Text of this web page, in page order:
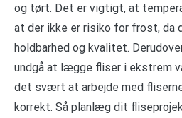
og tørt. Det er vigtigt, at
at der ikke er risiko for frost, da
holdbarhed og kvalitet.
undgå at lægge fliser i ekstrem
det svært at arbejde med
korrekt. Så planlæg dit